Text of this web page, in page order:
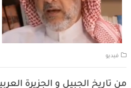
فيديو
من تاريخ الجبيل و الجزيرة